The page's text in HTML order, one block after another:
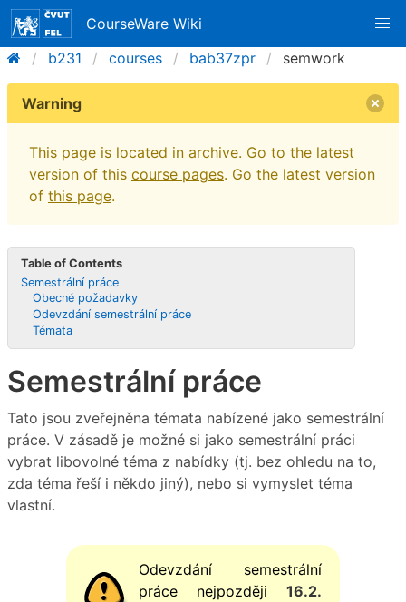
CourseWare Wiki
b231
courses bab37zpr semwork
Warning
This page is located in archive. Go to the latest
version of this course pages. Go the latest version
of this page.
Table of Contents
Semestrální práce
Obecné požadavky
Odevzdání semestrální práce
Témata
Semestrální práce
Tato jsou zveřejněna témata nabízené jako semestrální
práce. V zásadě je možné si jako semestrální práci
vybrat libovolné téma z nabídky (tj. bez ohledu na to,
zda téma řeší i někdo jiný), nebo si vymyslet téma
vlastní.
Odevzdání semestrální
práce nejpozději16.2.